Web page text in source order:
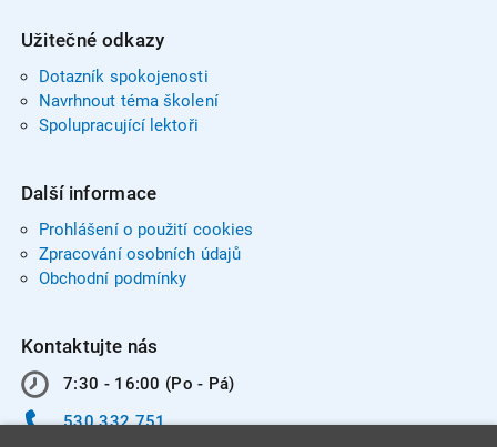
Užitečné odkazy
Dotazník spokojenosti
Navrhnout téma školení
Spolupracující lektoři
Další informace
Prohlášení o použití cookies
Zpracování osobních údajů
Obchodní podmínky
Kontaktujte nás
7:30 - 16:00 (Po - Pá)
530 332 751